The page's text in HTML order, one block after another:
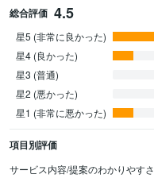
総合評価 4.5
星5 (非常に良かった)
星4 (良かった)
星3 (普通)
星2 (悪かった)
星1 (非常に悪かった)
項目別評価
サービス内容/提案のわかりやすさ